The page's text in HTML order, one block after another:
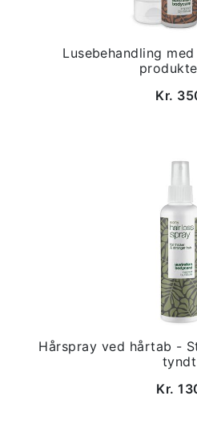
Lusebehandling
Kr.
Hårspray ved hårtab -
tyndt
Kr.